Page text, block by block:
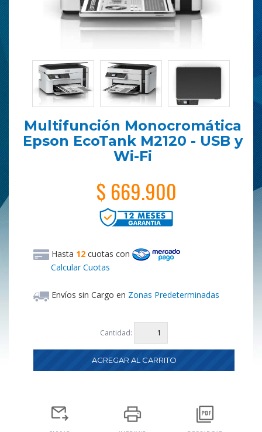
Multifunción Monocromática
Epson EcoTank M2120 - USB y
Wi-Fi
$ 669.900
Hasta 12 cuotas con
Calcular Cuotas
Envíos sin Cargo en Zonas Predeterminadas
Cantidad: